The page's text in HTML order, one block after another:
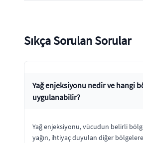
Sıkça Sorulan Sorular
Yağ enjeksiyonu nedir ve hangi
uygulanabilir?
Yağ enjeksiyonu, vücudun belirli
yağın, ihtiyaç duyulan diğer